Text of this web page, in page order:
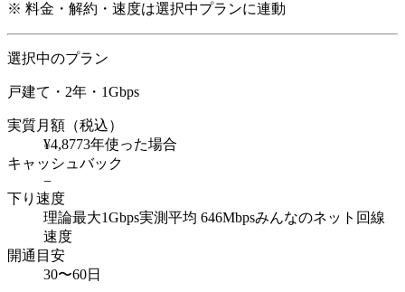
※ 料金・解約・速度は選択中プランに連動
選択中のプラン
戸建て・2年 ・1Gbps
実質月額（税込）
¥4,8773年使った場合
キャッシュバック
−
下り速度
理論最大1Gbps実測平均 646Mbpsみんなのネット回線
速度
開通目安
30〜60日